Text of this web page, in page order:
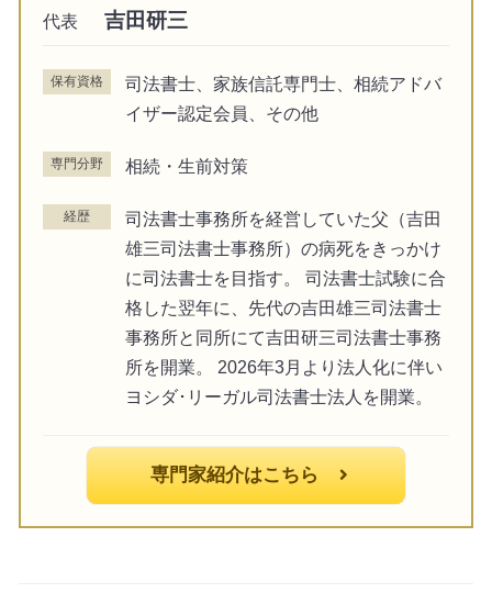
代表 吉田研三
保有資格
司法書士、家族信託専門士、相続アドバ
イザー認定会員、その他
専門分野 相続・生前対策
経歴
司法書士事務所を経営していた父（吉田
雄三司法書士事務所）の病死をきっかけ
に司法書士を目指す。 司法書士試験に合
格した翌年に、先代の吉田雄三司法書士
事務所と同所にて吉田研三司法書士事務
所を開業。 2026年3月より法人化に伴い
ヨシダ･リーガル司法書士法人を開業。
専門家紹介はこちら